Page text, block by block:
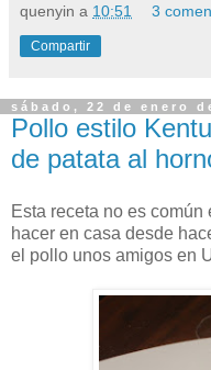
quenyin a 10:51 3
Compartir
sábado, 22 de enero
Pollo estilo
de patata al
Esta receta no es
hacer en casa desde
el pollo unos amigos en